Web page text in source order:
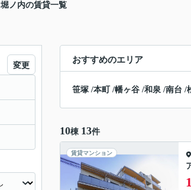
堀ノ内の賃貸一覧
おすすめのエリア
笹塚 /本町 /幡ヶ谷 /和泉 /南台 /
10棟 13件
賃貸マンション
変更